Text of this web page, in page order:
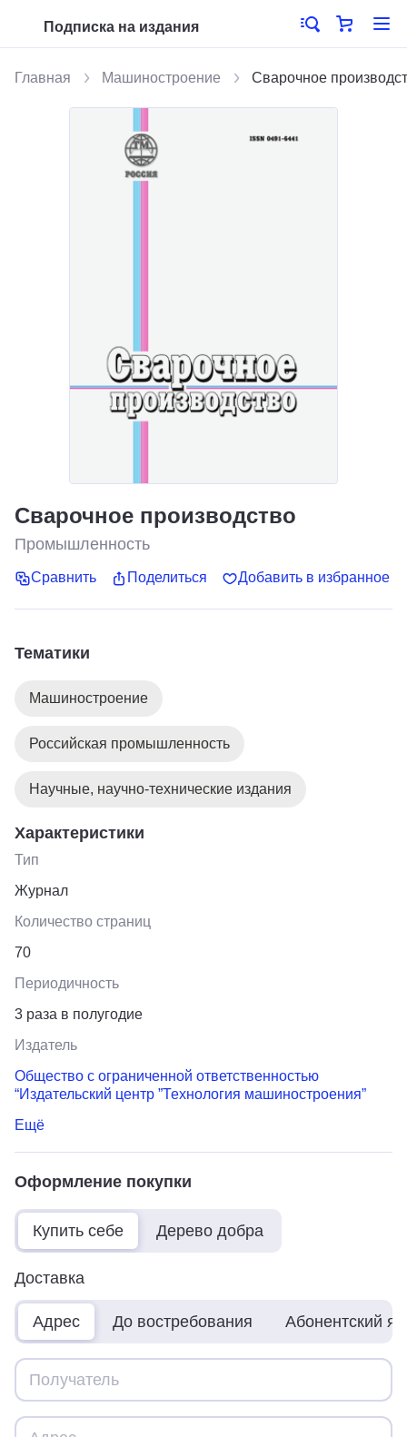
Подписка на издания
Главная Машиностроение Сварочное
Сварочное производство
Промышленность
Сравнить Поделиться Добавить в избранное
Тематики
Машиностроение
Российская промышленность
Научные, научно-технические издания
Характеристики
Тип
Журнал
Количество страниц
70
Периодичность
3 раза в полугодие
Издатель
Общество с ограниченной ответственностью
“Издательский центр ”Технология машиностроения”
Ещё
Оформление покупки
Купить себе Дерево добра
Доставка
Адрес До востребования Абонентский